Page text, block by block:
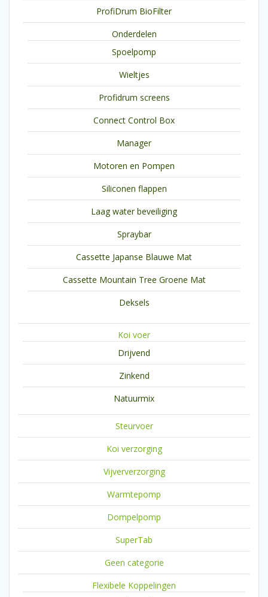
ProfiDrum BioFilter
Onderdelen
Spoelpomp
Wieltjes
Profidrum screens
Connect Control Box
Manager
Motoren en Pompen
Siliconen flappen
Laag water beveiliging
Spraybar
Cassette Japanse Blauwe Mat
Cassette Mountain Tree Groene Mat
Deksels
Koi voer
Drijvend
Zinkend
Natuurmix
Steurvoer
Koi verzorging
Vijververzorging
Warmtepomp
Dompelpomp
SuperTab
Geen categorie
Flexibele Koppelingen